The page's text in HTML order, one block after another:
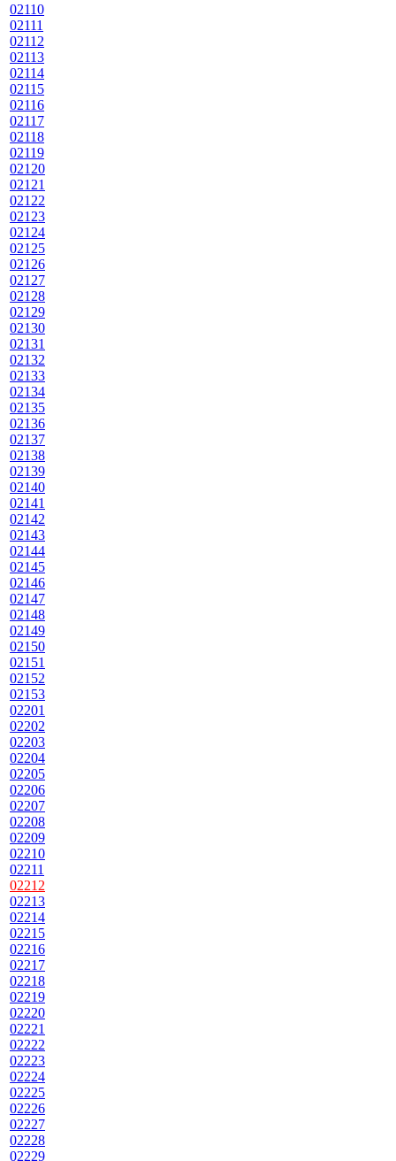
02110
02111
02112
02113
02114
02115
02116
02117
02118
02119
02120
02121
02122
02123
02124
02125
02126
02127
02128
02129
02130
02131
02132
02133
02134
02135
02136
02137
02138
02139
02140
02141
02142
02143
02144
02145
02146
02147
02148
02149
02150
02151
02152
02153
02201
02202
02203
02204
02205
02206
02207
02208
02209
02210
02211
02212
02213
02214
02215
02216
02217
02218
02219
02220
02221
02222
02223
02224
02225
02226
02227
02228
02229